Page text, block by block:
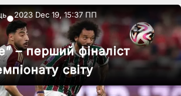
●2023 Dec 19, 15:37 ПП
– перший фіналіст
світу